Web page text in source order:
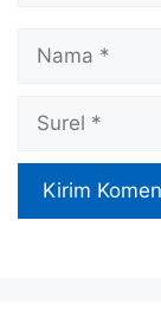
Nama
Surel